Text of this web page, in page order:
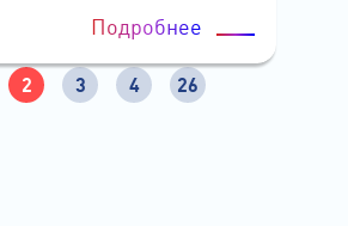
Подробнее
2 3 4 26